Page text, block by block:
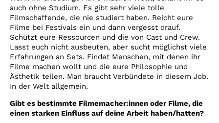
auch ohne Studium. Es gibt sehr viele tolle
Filmschaffende, die nie studiert haben. Reicht eure
Filme bei Festivals ein und dann vergesst drauf.
Schützt eure Ressourcen und die von Cast und Crew.
Lasst euch nicht ausbeuten, aber sucht möglichst viele
Erfahrungen an Sets. Findet Menschen, mit denen ihr
Filme machen wollt und die eure Philosophie und
Ästhetik teilen. Man braucht Verbündete in diesem Job.
In der Welt allgemein.
Gibt es bestimmte Filmemacher:innen oder Filme, die
einen starken Einfluss auf deine Arbeit haben/hatten?